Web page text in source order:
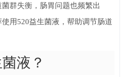
群失衡，肠胃问题也频繁出
用520益生菌液，帮助调节肠道
液？